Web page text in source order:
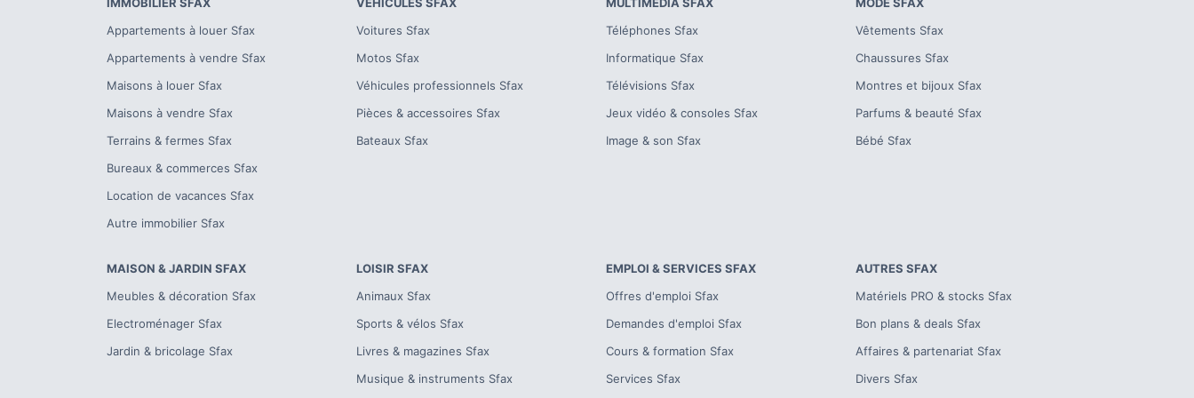
Appartements à louer Sfax
Appartements à vendre Sfax
Maisons à louer Sfax
Maisons à vendre Sfax
Terrains & fermes Sfax
Bureaux & commerces Sfax
Location de vacances Sfax
Autre immobilier Sfax
Voitures Sfax
Motos Sfax
Véhicules professionnels Sfax
Pièces & accessoires Sfax
Bateaux Sfax
Téléphones Sfax
Informatique Sfax
Télévisions Sfax
Jeux vidéo & consoles Sfax
Image & son Sfax
Vêtements Sfax
Chaussures Sfax
Montres et bijoux Sfax
Parfums & beauté Sfax
Bébé Sfax
MAISON & JARDIN SFAX
Meubles & décoration Sfax
Electroménager Sfax
Jardin & bricolage Sfax
LOISIR SFAX
Animaux Sfax
Sports & vélos Sfax
Livres & magazines Sfax
Musique & instruments Sfax
EMPLOI & SERVICES SFAX
Offres d'emploi Sfax
Demandes d'emploi Sfax
Cours & formation Sfax
Services Sfax
AUTRES SFAX
Matériels PRO & stocks Sfax
Bon plans & deals Sfax
Affaires & partenariat Sfax
Divers Sfax